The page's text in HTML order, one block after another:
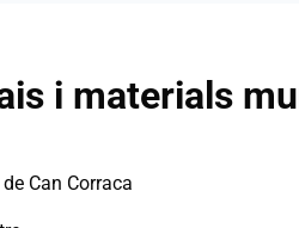
i materials
Can Corraca